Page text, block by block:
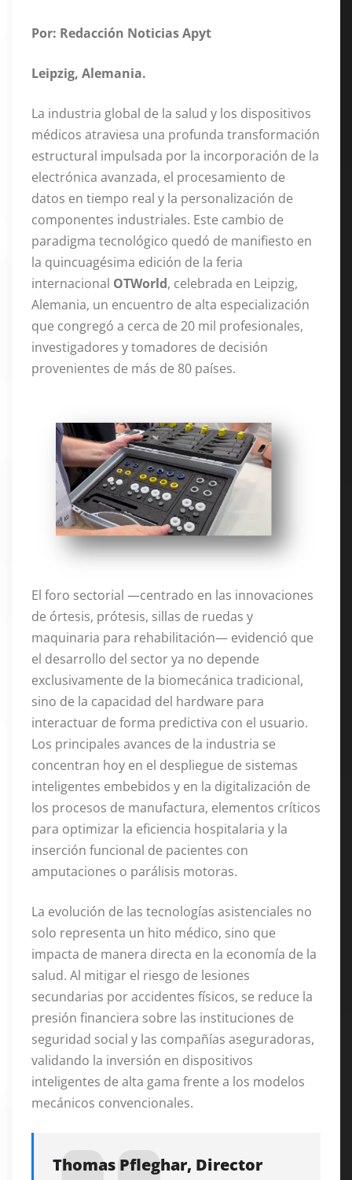
Por: Redacción Noticias Apyt
Leipzig, Alemania.
La industria global de la salud y los dispositivos
médicos atraviesa una profunda transformación
estructural impulsada por la incorporación de la
electrónica avanzada, el procesamiento de
datos en tiempo real y la personalización de
componentes industriales. Este cambio de
paradigma tecnológico quedó de manifiesto en
la quincuagésima edición de la feria
internacional OTWorld, celebrada en Leipzig,
Alemania, un encuentro de alta especialización
que congregó a cerca de 20 mil profesionales,
investigadores y tomadores de decisión
provenientes de más de 80 países.
El foro sectorial —centrado en las innovaciones
de órtesis, prótesis, sillas de ruedas y
maquinaria para rehabilitación— evidenció que
el desarrollo del sector ya no depende
exclusivamente de la biomecánica tradicional,
sino de la capacidad del hardware para
interactuar de forma predictiva con el usuario.
Los principales avances de la industria se
concentran hoy en el despliegue de sistemas
inteligentes embebidos y en la digitalización de
los procesos de manufactura, elementos críticos
para optimizar la eficiencia hospitalaria y la
inserción funcional de pacientes con
amputaciones o parálisis motoras.
La evolución de las tecnologías asistenciales no
solo representa un hito médico, sino que
impacta de manera directa en la economía de la
salud. Al mitigar el riesgo de lesiones
secundarias por accidentes físicos, se reduce la
presión financiera sobre las instituciones de
seguridad social y las compañías aseguradoras,
validando la inversión en dispositivos
inteligentes de alta gama frente a los modelos
mecánicos convencionales.
Thomas Pfleghar, Director